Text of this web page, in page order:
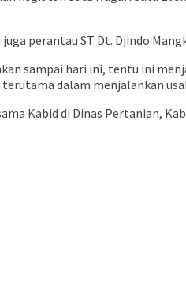
perantau ST Dt. Djindo
sampai hari ini, tentu ini
dalam menjalankan
Kabid di Dinas Pertanian,